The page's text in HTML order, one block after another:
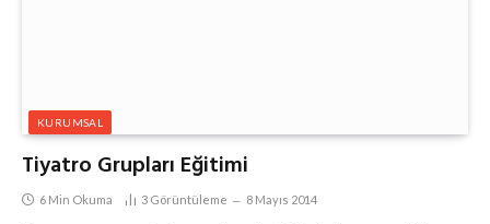
KURUMSAL
Tiyatro Grupları Eğitimi
6 Min Okuma 3 Görüntüleme 8 Mayıs 2014